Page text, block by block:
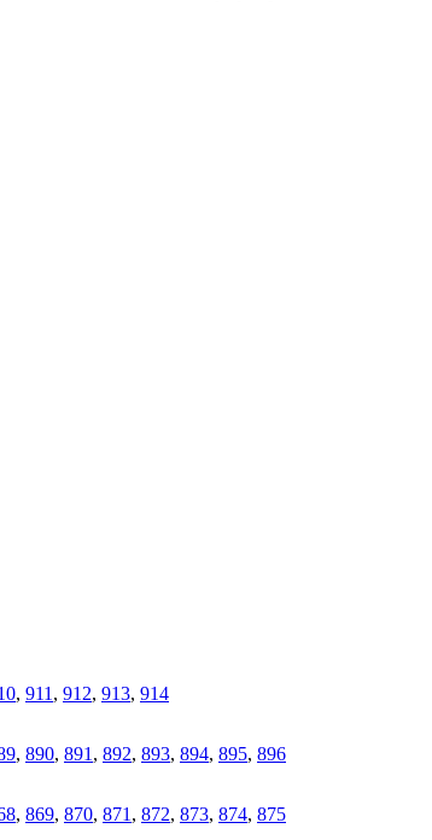
, 911 , 912, 913, 914
, 890, 891 , 892, 893, 894, 895, 896
, 869, 870, 871 , 872, 873, 874, 875